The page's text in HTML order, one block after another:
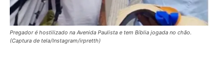
Pregador é hostilizado na Avenida Paulista e tem Bíblia jogada no chão.
(Captura de tela/Instagram/irpretth)